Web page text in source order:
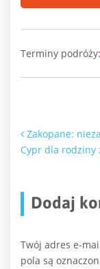
Terminy podróży:
Zakopane:
Cypr dla rodziny
Dodaj
Twój adres e-
pola są